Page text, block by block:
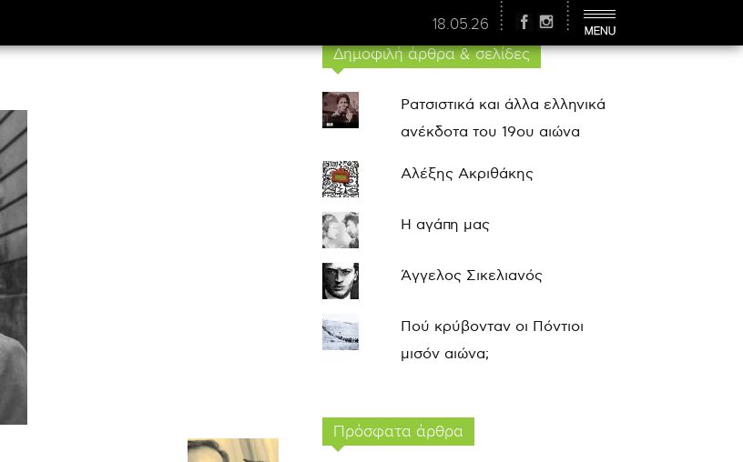
18.05.26
Δημοφιλή άρθρα & σελίδες
Ρατσιστικά και άλλα ελληνικά
ανέκδοτα του 19ου αιώνα
Αλέξης Ακριθάκης
Η αγάπη μας
Άγγελος Σικελιανός
Πού κρύβονταν οι Πόντιοι
μισόν αιώνα;
Πρόσφατα άρθρα